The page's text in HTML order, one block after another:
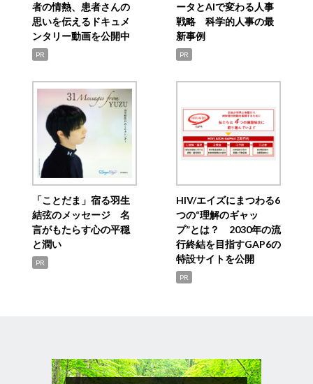
者の情熱、患者さんの
思いを伝えるドキュメ
ンタリー動画を公開中
PR
ータとAIで変わる人事
戦略 科学的人事の最
新事例
PR
「ことだま」宿る羽生
結弦のメッセージ 名
言がもたらす心の平穏
と潤い
PR
HIV/エイズにまつわる6
つの“理解のギャッ
プ”とは？ 2030年の流
行終結を目指すGAP6の
特設サイトを公開
PR